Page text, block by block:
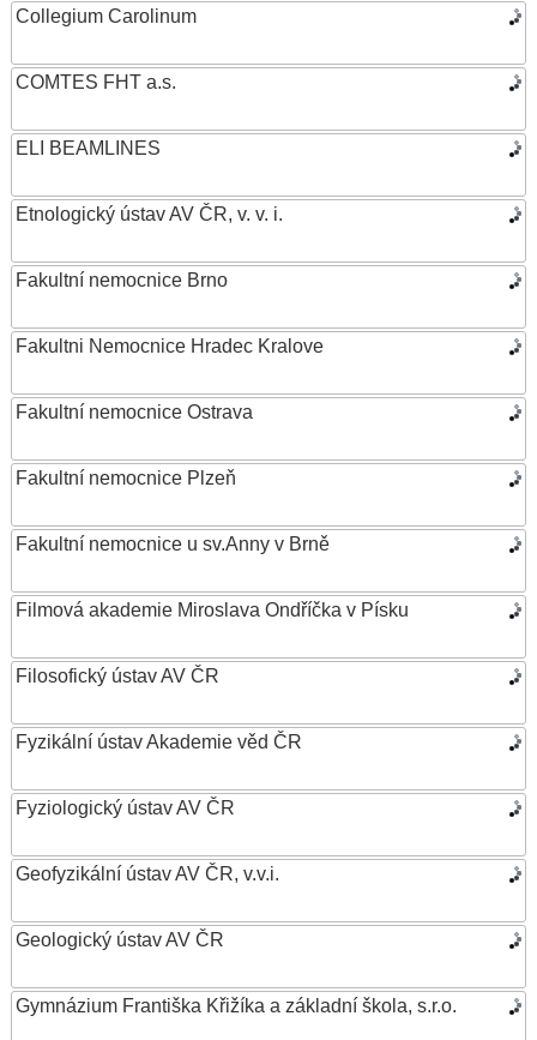
Collegium Carolinum
COMTES FHT a.s.
ELI BEAMLINES
Etnologický ústav AV ČR, v. v. i.
Fakultní nemocnice Brno
Fakultni Nemocnice Hradec Kralove
Fakultní nemocnice Ostrava
Fakultní nemocnice Plzeň
Fakultní nemocnice u sv.Anny v Brně
Filmová akademie Miroslava Ondříčka v Písku
Filosofický ústav AV ČR
Fyzikální ústav Akademie věd ČR
Fyziologický ústav AV ČR
Geofyzikální ústav AV ČR, v.v.i.
Geologický ústav AV ČR
Gymnázium Františka Křižíka a základní škola, s.r.o.